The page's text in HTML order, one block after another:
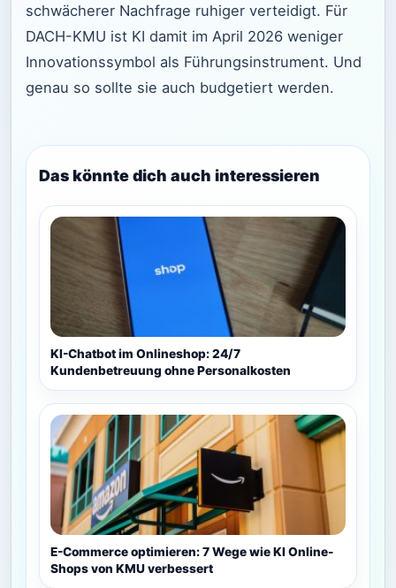
schwächerer Nachfrage ruhiger verteidigt. Für
DACH-KMU ist KI damit im April 2026 weniger
Innovationssymbol als Führungsinstrument. Und
genau so sollte sie auch budgetiert werden.
Das könnte dich auch interessieren
KI-Chatbot im Onlineshop: 24/7
Kundenbetreuung ohne Personalkosten
E-Commerce optimieren: 7 Wege wie KI Online-
Shops von KMU verbessert